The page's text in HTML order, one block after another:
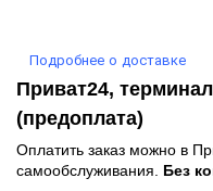
Подробнее о доставке
Приват24,
(предоплата)
Оплатить заказ можно в
самообслуживания. Без